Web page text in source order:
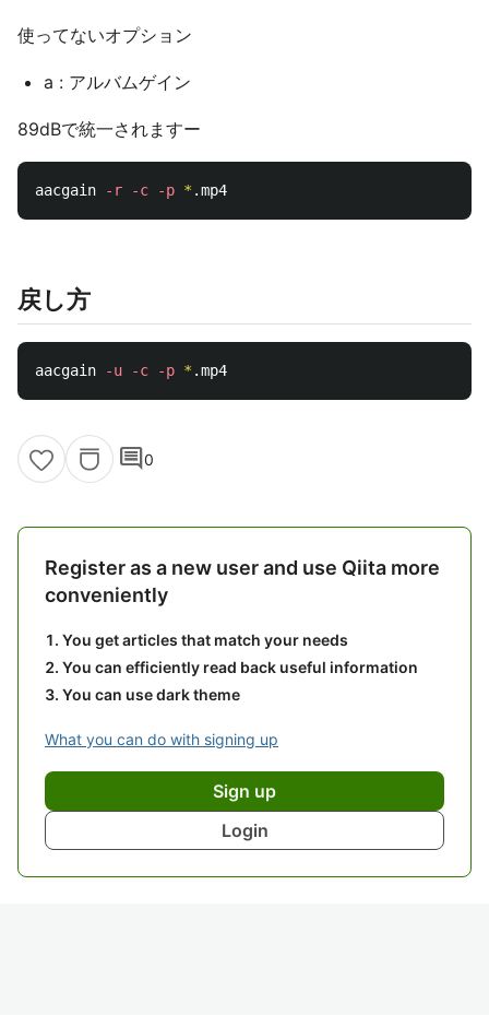
使ってないオプション
a : アルバムゲイン
89dBで統一されますー
aacgain -r -c -p *
戻し方
aacgain -u -c -p *
comment0
Register as a new user and use Qiita more
conveniently
You get articles that match your needs
You can efficiently read back useful information
You can use dark theme
What you can do with signing up
Sign up
Login